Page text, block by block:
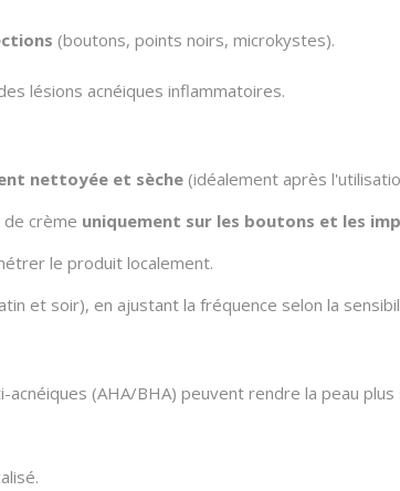
(boutons, points noirs, microkystes).
lésions acnéiques inflammatoires.
nettoyée et sèche (idéalement après
crème uniquement sur les boutons et les
le produit localement.
et soir), en ajustant la fréquence selon la
acnéiques (AHA/BHA) peuvent rendre la peau